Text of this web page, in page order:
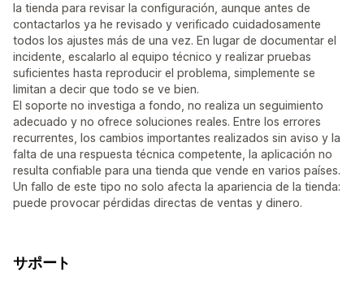
la tienda para revisar la configuración, aunque antes de
contactarlos ya he revisado y verificado cuidadosamente
todos los ajustes más de una vez. En lugar de documentar el
incidente, escalarlo al equipo técnico y realizar pruebas
suficientes hasta reproducir el problema, simplemente se
limitan a decir que todo se ve bien.
El soporte no investiga a fondo, no realiza un seguimiento
adecuado y no ofrece soluciones reales. Entre los errores
recurrentes, los cambios importantes realizados sin aviso y la
falta de una respuesta técnica competente, la aplicación no
resulta confiable para una tienda que vende en varios países.
Un fallo de este tipo no solo afecta la apariencia de la tienda:
puede provocar pérdidas directas de ventas y dinero.
サポート